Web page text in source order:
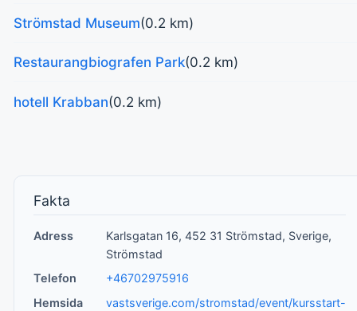
Strömstad Museum(0.2 km)
Restaurangbiografen Park(0.2 km)
hotell Krabban(0.2 km)
Fakta
Adress
Karlsgatan 16, 452 31 Strömstad, Sverige,
Strömstad
Telefon
+46702975916
Hemsida
vastsverige.com/stromstad/event/kursstart-